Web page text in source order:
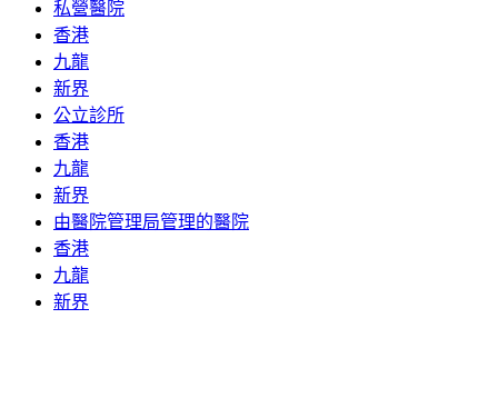
私營醫院
香港
九龍
新界
公立診所
香港
九龍
新界
由醫院管理局管理的醫院
香港
九龍
新界